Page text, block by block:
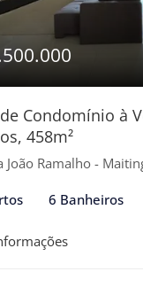
Condomínio à
458m²
João Ramalho -
6 Banheiros